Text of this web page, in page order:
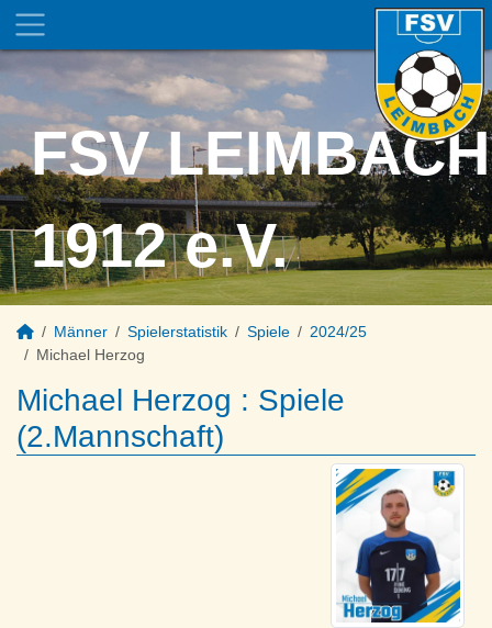
FSV LEIMBACH
1912 e.V.
Männer Spielerstatistik Spiele
2024/25
Michael Herzog
Michael Herzog : Spiele
(2.Mannschaft)